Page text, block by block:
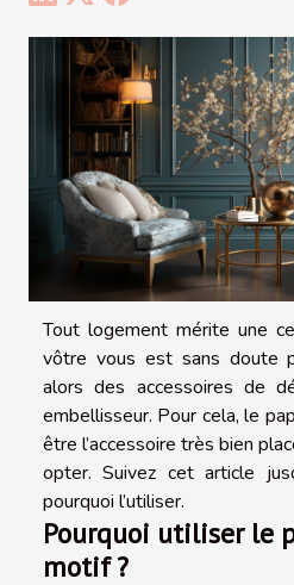
Tout logement mérite une
vôtre vous est sans doute
alors des accessoires de
embellisseur. Pour cela, le
être l’accessoire très bien
opter. Suivez cet article
pourquoi l’utiliser.
Pourquoi utiliser le
motif ?